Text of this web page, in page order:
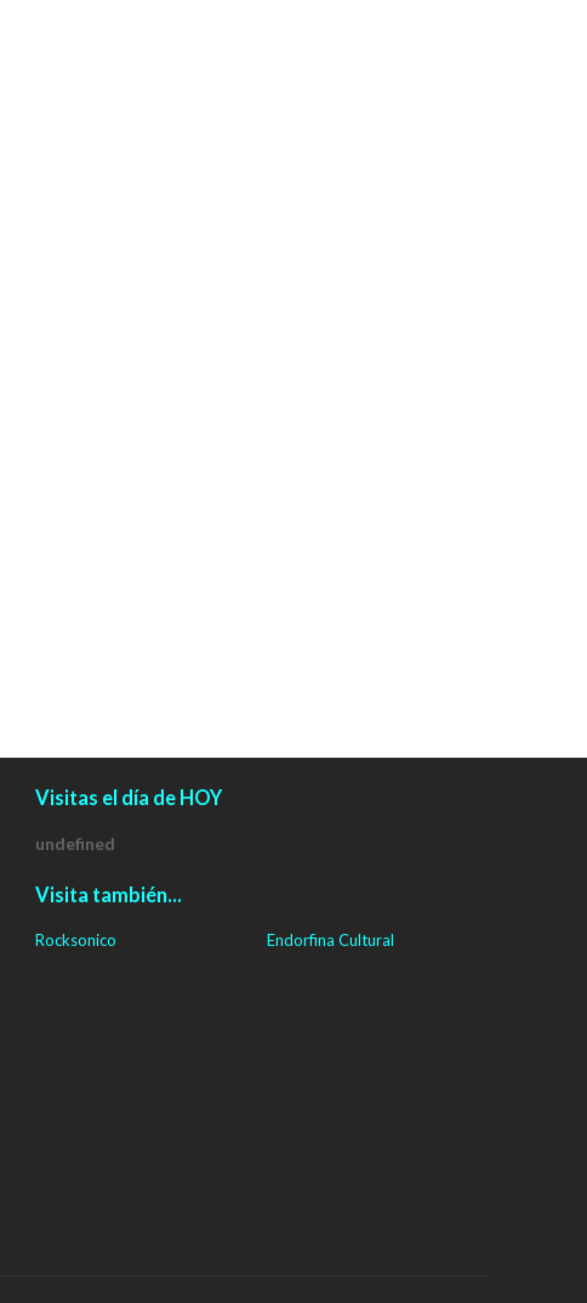
Visitas el día de HOY
undefned
Visita también...
Rocksonico Endorfina Cultural